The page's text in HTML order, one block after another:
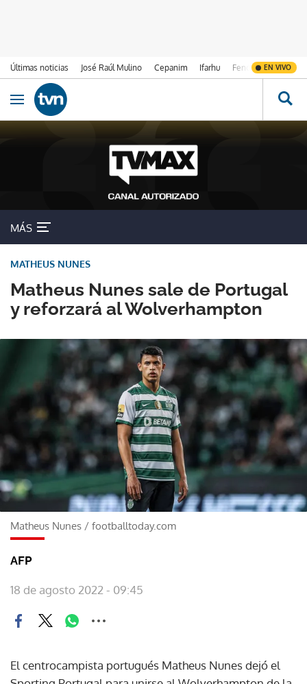
Últimas noticias José Raúl Mulino Cepanim Ifarhu Fenómeno de El
EN VIVO
Ir al contenido
Obrir navegació
MÁS
Matheus Nunes sale de Portugal
y reforzará al Wolverhampton
MATHEUS NUNES
Matheus Nunes / footballtoday.com
AFP
18 de agosto 2022 - 09:45
El centrocampista portugués Matheus Nunes dejó el